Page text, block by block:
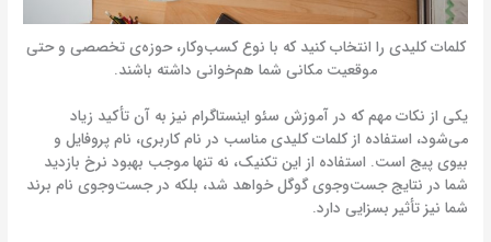
کلمات کلیدی را انتخاب کنید که با نوع کسب‌وکار، حوزه‌ی تخصصی و حتی
موقعیت مکانی شما هم‌خوانی داشته باشند.
یکی از نکات مهم که در آموزش سئو اینستاگرام نیز به آن تأکید زیاد
می‌شود، استفاده از کلمات کلیدی مناسب در نام کاربری، نام پروفایل و
بیوی پیج است. استفاده از این تکنیک، نه تنها موجب بهبود نرخ بازدید
شما در نتایج جست‌وجوی گوگل خواهد شد، بلکه در جست‌وجوی نام برند
شما نیز تأثیر بسزایی دارد.